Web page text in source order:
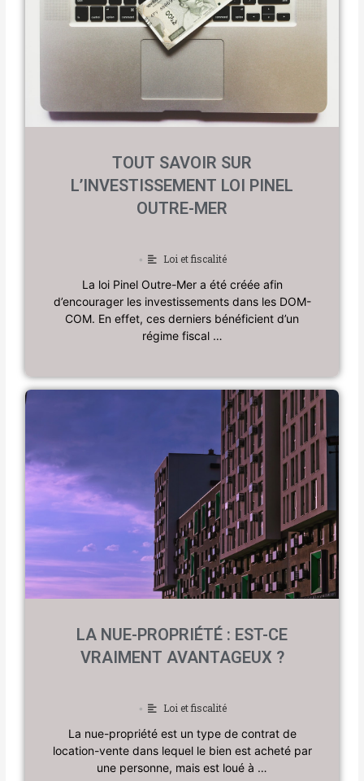
TOUT SAVOIR SUR
L’INVESTISSEMENT LOI PINEL
OUTRE-MER
• Loi et fiscalité
La loi Pinel Outre-Mer a été créée afin
d’encourager les investissements dans les DOM-
COM. En effet, ces derniers bénéficient d’un
régime fiscal …
LA NUE-PROPRIÉTÉ : EST-CE
VRAIMENT AVANTAGEUX ?
• Loi et fiscalité
La nue-propriété est un type de contrat de
location-vente dans lequel le bien est acheté par
une personne, mais est loué à …